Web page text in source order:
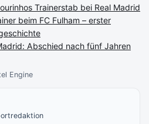
Engine
Trainerstab bei Real Madrid
beim FC Fulham – erster
Abschied nach fünf Jahren